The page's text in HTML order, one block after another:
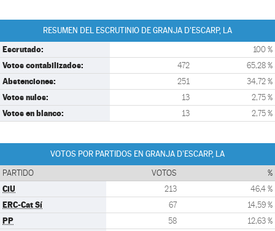
RESUMEN DEL ESCRUTINIO DE GRANJA D'ESCARP, LA
Escrutado: 100 %
Votos contabilizados: 472 65,28 %
Abstenciones: 251 34,72 %
Votos nulos: 13 2,75 %
Votos en blanco: 13 2,75 %
VOTOS POR PARTIDOS EN GRANJA D'ESCARP, LA
PARTIDO VOTOS %
CiU 213 46,4 %
ERC-Cat Sí 67 14,59 %
PP 58 12,63 %